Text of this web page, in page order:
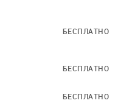
БЕСПЛАТНО
БЕСПЛАТНО
БЕСПЛАТНО